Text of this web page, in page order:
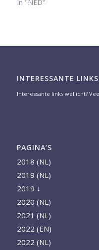
In "NED"
INTERESSANTE LINKS
Interessante links wellicht?
PAGINA’S
2018 (NL)
2019 (NL)
2019 ↓
2020 (NL)
2021 (NL)
2022 (EN)
2022 (NL)